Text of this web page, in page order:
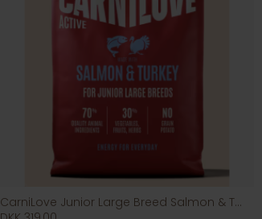
CarniLove Junior Large Breed Salmon & Turkey